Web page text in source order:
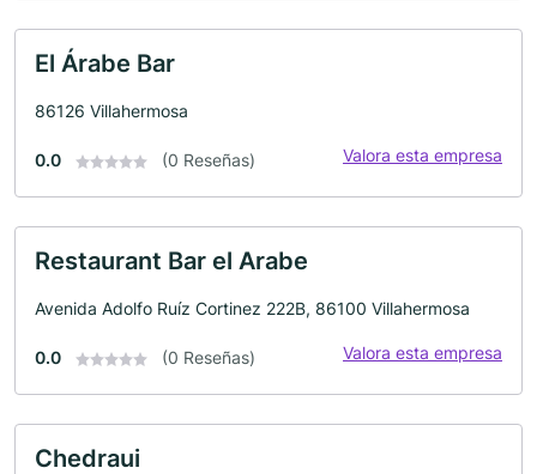
El Árabe Bar
86126 Villahermosa
0.0 (0 Reseñas) Valora esta empresa
Restaurant Bar el Arabe
Avenida Adolfo Ruíz Cortinez 222B, 86100 Villahermosa
0.0 (0 Reseñas) Valora esta empresa
Chedraui